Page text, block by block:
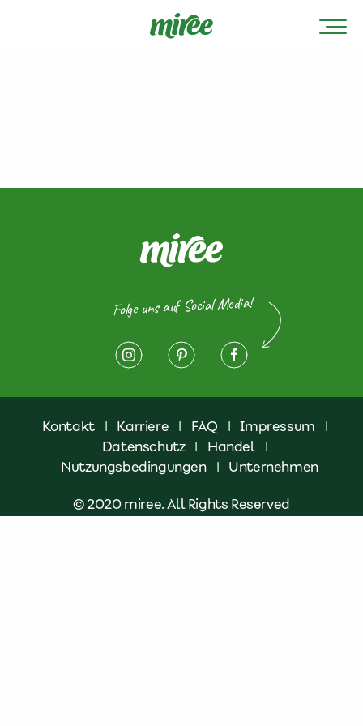
Folge uns auf Social Media!
Kontakt | Karriere | FAQ | Impressum
|
Datenschutz | Handel
|
Nutzungsbedingungen
| Unternehmen
© 2020 miree. All Rights Reserved